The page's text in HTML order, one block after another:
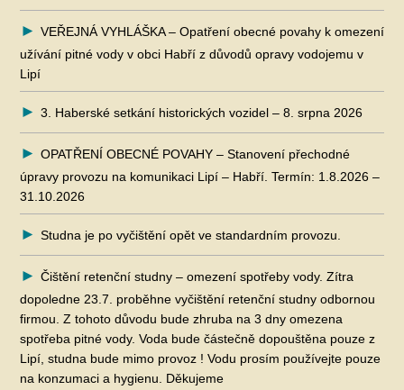
VEŘEJNÁ VYHLÁŠKA – Opatření obecné povahy k omezení
užívání pitné vody v obci Habří z důvodů opravy vodojemu v
Lipí
3. Haberské setkání historických vozidel – 8. srpna 2026
OPATŘENÍ OBECNÉ POVAHY – Stanovení přechodné
úpravy provozu na komunikaci Lipí – Habří. Termín: 1.8.2026 –
31.10.2026
Studna je po vyčištění opět ve standardním provozu.
Čištění retenční studny – omezení spotřeby vody. Zítra
dopoledne 23.7. proběhne vyčištění retenční studny odbornou
firmou. Z tohoto důvodu bude zhruba na 3 dny omezena
spotřeba pitné vody. Voda bude částečně dopouštěna pouze z
Lipí, studna bude mimo provoz ! Vodu prosím používejte pouze
na konzumaci a hygienu. Děkujeme